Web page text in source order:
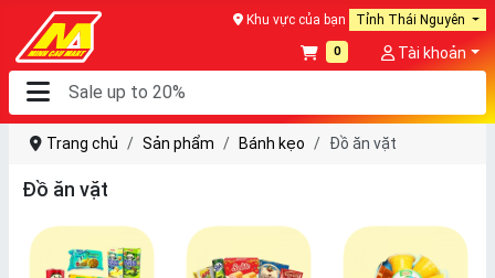
Khu vực của bạn Tỉnh Thái Nguyên
0 Tài khoản
Trang chủ Sản phẩm Bánh kẹo Đồ ăn vặt
Đồ ăn vặt